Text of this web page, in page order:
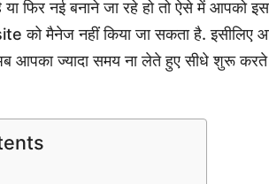
फिर नई बनाने जा रहे हो तो ऐसे में आपको
को मैनेज नहीं किया जा सकता है.
अब आपका ज्यादा समय ना लेते हुए सीधे शुरू